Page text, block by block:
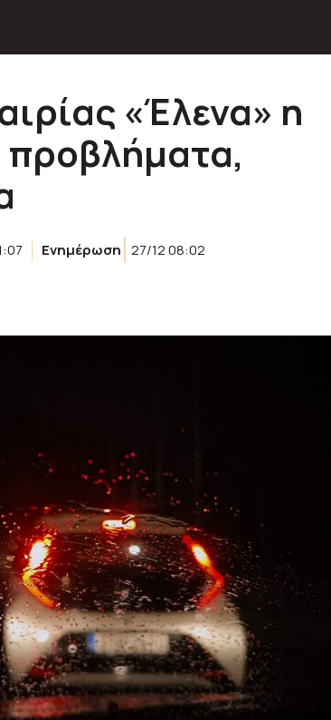
«Έλενα» η
Ενημέρωση 27/12 08:02